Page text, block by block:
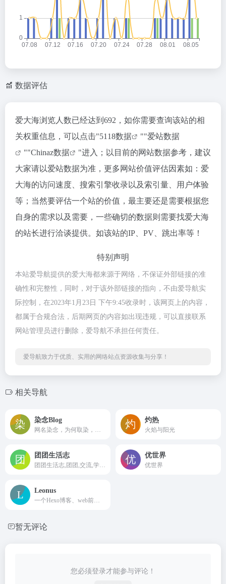
数据评估
爱大海浏览人数已经达到692，如你需要查询该站的相
关权重信息，可以点击"5118数据 ""爱站数据
""Chinaz数据
"进入；以目前的网站数据参考，建议
大家请以爱站数据为准，更多网站价值评估因素如：爱
大海的访问速度、搜索引擎收录以及索引量、用户体验
等；当然要评估一个站的价值，最主要还是需要根据您
自身的需求以及需要，一些确切的数据则需要找爱大海
的站长进行洽谈提供。如该站的IP、PV、跳出率等！
特别声明
本站爱导航提供的爱大海都来源于网络，不保证外部链接的准
确性和完整性，同时，对于该外部链接的指向，不由爱导航实
际控制，在2023年1月23日 下午9:45收录时，该网页上的内容，
都属于合规合法，后期网页的内容如出现违规，可以直接联系
网站管理员进行删除，爱导航不承担任何责任。
爱导航致力于优质、实用的网络站点资源收集与分享！
相关导航
染念Blog 灼热
火焰与阳光
团团生活志 优世界
优世界
Leonus
暂无评论
您必须登录才能参与评论！